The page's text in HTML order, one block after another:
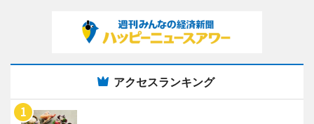
アクセスランキング